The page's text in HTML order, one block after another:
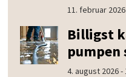
11. februar
Billigst
4. august 2026 -